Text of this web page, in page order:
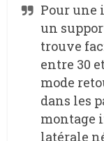
Pour une
un
trouve
entre 30
mode
dans les
montage
latérale